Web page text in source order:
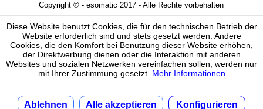
Copyright © - esomatic 2017 - Alle Rechte vorbehalten
Diese Website benutzt Cookies, die für den technischen Betrieb der
Website erforderlich sind und stets gesetzt werden. Andere
Cookies, die den Komfort bei Benutzung dieser Website erhöhen,
der Direktwerbung dienen oder die Interaktion mit anderen
Websites und sozialen Netzwerken vereinfachen sollen, werden nur
mit Ihrer Zustimmung gesetzt. Mehr Informationen
Ablehnen Alle akzeptieren Konfigurieren